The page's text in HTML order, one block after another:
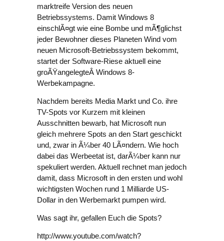
marktreife Version des neuen
Betriebssystems. Damit Windows 8
einschlÃ¤gt wie eine Bombe und mÃ¶glichst
jeder Bewohner dieses Planeten Wind vom
neuen Microsoft-Betriebssystem bekommt,
startet der Software-Riese aktuell eine
groÃŸangelegteÂ Windows 8-
Werbekampagne.
Nachdem bereits Media Markt und Co. ihre
TV-Spots vor Kurzem mit kleinen
Ausschnitten bewarb, hat Microsoft nun
gleich mehrere Spots an den Start geschickt
und, zwar in Ã¼ber 40 LÃ¤ndern. Wie hoch
dabei das Werbeetat ist, darÃ¼ber kann nur
spekuliert werden. Aktuell rechnet man jedoch
damit, dass Microsoft in den ersten und wohl
wichtigsten Wochen rund 1 Milliarde US-
Dollar in den Werbemarkt pumpen wird.
Was sagt ihr, gefallen Euch die Spots?
http://www.youtube.com/watch?